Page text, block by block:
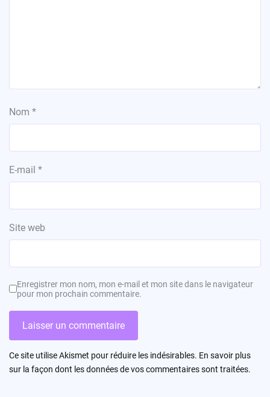
Nom *
E-mail *
Site web
Enregistrer mon nom, mon e-mail et mon site dans le navigateur
pour mon prochain commentaire.
Ce site utilise Akismet pour réduire les indésirables. En savoir plus
sur la façon dont les données de vos commentaires sont traitées.